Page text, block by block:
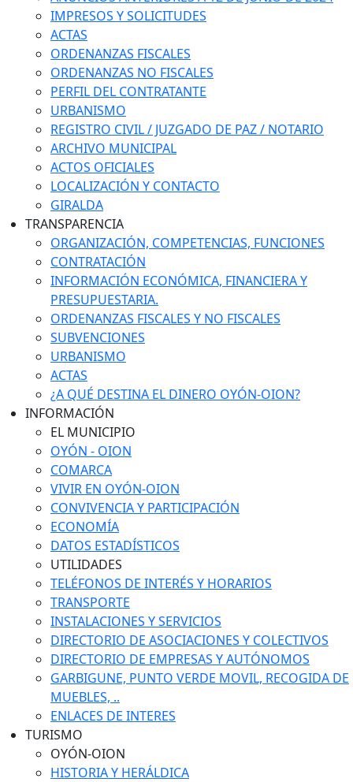
IMPRESOS Y SOLICITUDES
ACTAS
ORDENANZAS FISCALES
ORDENANZAS NO FISCALES
PERFIL DEL CONTRATANTE
URBANISMO
REGISTRO CIVIL / JUZGADO DE PAZ / NOTARIO
ARCHIVO MUNICIPAL
ACTOS OFICIALES
LOCALIZACIÓN Y CONTACTO
GIRALDA
TRANSPARENCIA
ORGANIZACIÓN, COMPETENCIAS, FUNCIONES
CONTRATACIÓN
INFORMACIÓN ECONÓMICA, FINANCIERA Y
PRESUPUESTARIA.
ORDENANZAS FISCALES Y NO FISCALES
SUBVENCIONES
URBANISMO
ACTAS
¿A QUÉ DESTINA EL DINERO OYÓN-OION?
INFORMACIÓN
EL MUNICIPIO
OYÓN - OION
COMARCA
VIVIR EN OYÓN-OION
CONVIVENCIA Y PARTICIPACIÓN
ECONOMÍA
DATOS ESTADÍSTICOS
UTILIDADES
TELÉFONOS DE INTERÉS Y HORARIOS
TRANSPORTE
INSTALACIONES Y SERVICIOS
DIRECTORIO DE ASOCIACIONES Y COLECTIVOS
DIRECTORIO DE EMPRESAS Y AUTÓNOMOS
GARBIGUNE, PUNTO VERDE MOVIL, RECOGIDA DE
MUEBLES, ..
ENLACES DE INTERES
TURISMO
OYÓN-OION
HISTORIA Y HERÁLDICA